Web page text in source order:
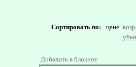
Сортировать по: цене
Добавить в блокнот